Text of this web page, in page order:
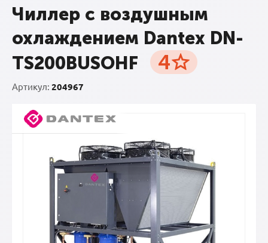
Чиллер с воздушным
охлаждением Dantex DN-
TS200BUSOHF
4
Артикул: 204967